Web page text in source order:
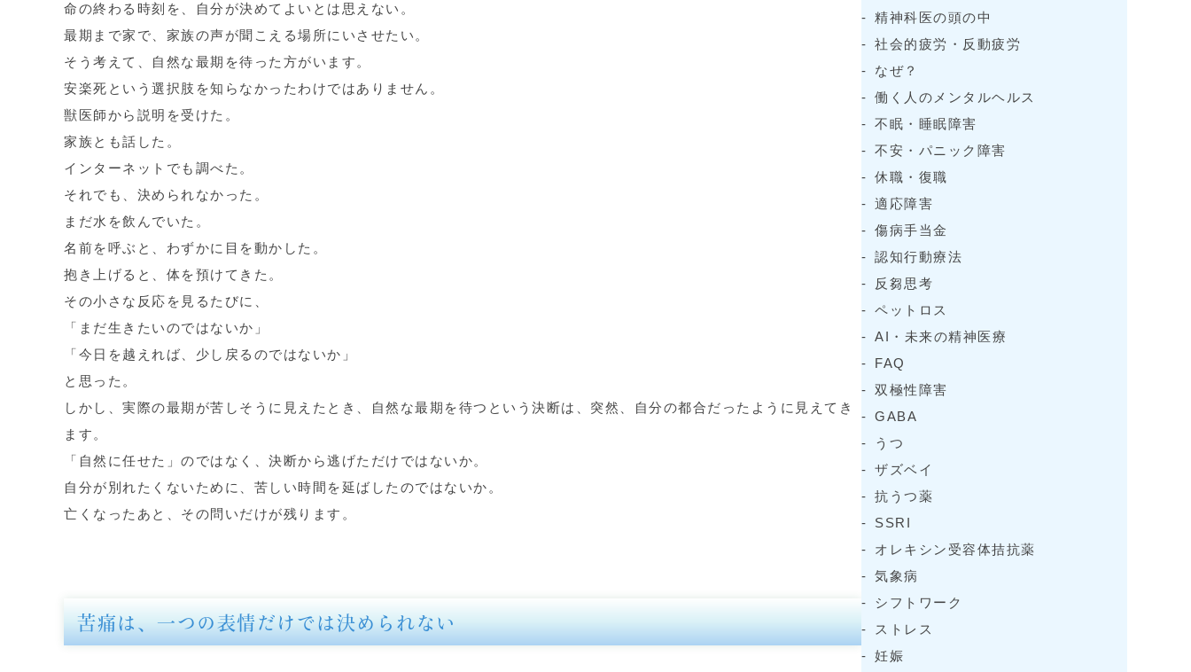
命の終わる時刻を、自分が決めてよいとは思えない。
最期まで家で、家族の声が聞こえる場所にいさせたい。
そう考えて、自然な最期を待った方がいます。
安楽死という選択肢を知らなかったわけではありません。
獣医師から説明を受けた。
家族とも話した。
インターネットでも調べた。
それでも、決められなかった。
まだ水を飲んでいた。
名前を呼ぶと、わずかに目を動かした。
抱き上げると、体を預けてきた。
その小さな反応を見るたびに、
「まだ生きたいのではないか」
「今日を越えれば、少し戻るのではないか」
と思った。
しかし、実際の最期が苦しそうに見えたとき、自然な最期を待つという決断は、突然、自分の都合だったように見えてき
ます。
「自然に任せた」のではなく、決断から逃げただけではないか。
自分が別れたくないために、苦しい時間を延ばしたのではないか。
亡くなったあと、その問いだけが残ります。
苦痛は、一つの表情だけでは決められない
精神科医の頭の中
社会的疲労・反動疲労
なぜ？
働く人のメンタルヘルス
不眠・睡眠障害
不安・パニック障害
休職・復職
適応障害
傷病手当金
認知行動療法
反芻思考
ペットロス
AI・未来の精神医療
FAQ
双極性障害
GABA
うつ
ザズベイ
抗うつ薬
SSRI
オレキシン受容体拮抗薬
気象病
シフトワーク
ストレス
妊娠